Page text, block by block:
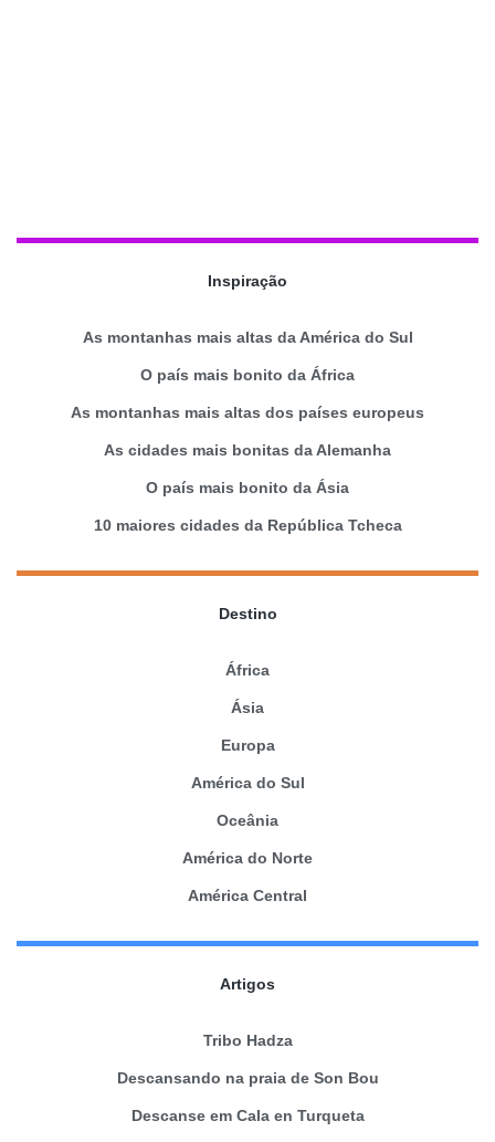
Inspiração
As montanhas mais altas da América do Sul
O país mais bonito da África
As montanhas mais altas dos países europeus
As cidades mais bonitas da Alemanha
O país mais bonito da Ásia
10 maiores cidades da República Tcheca
Destino
África
Ásia
Europa
América do Sul
Oceânia
América do Norte
América Central
Artigos
Tribo Hadza
Descansando na praia de Son Bou
Descanse em Cala en Turqueta